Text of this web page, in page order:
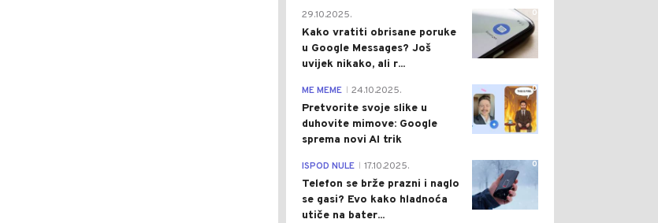
0
29.10.2025.
Kako vratiti obrisane poruke
u Google Messages? Još
uvijek nikako, ali r...
0
ME MEME 24.10.2025.
Pretvorite svoje slike u
duhovite mimove: Google
sprema novi AI trik
0
ISPOD NULE 17.10.2025.
Telefon se brže prazni i naglo
se gasi? Evo kako hladnoća
utiče na bater...